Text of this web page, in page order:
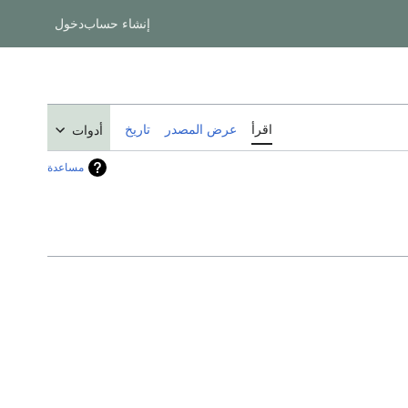
إنشاء حسابدخول
اقرأ عرض المصدر تاريخ أدوات
مساعدة